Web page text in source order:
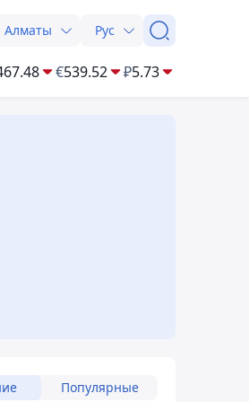
Алматы Рус
€539.52 ₽5.73
Популярные